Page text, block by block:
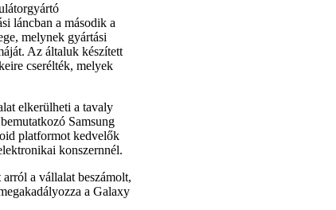
láncban a második a
melynek gyártási
Az általuk készített
cserélték, melyek
elkerülheti a tavaly
Samsung
platformot kedvelők
konszernnél.
a vállalat beszámolt,
a Galaxy